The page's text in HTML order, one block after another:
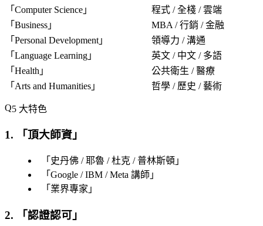
「 Computer Science 」
程式 / 全棧 / 雲端
「 Business 」
MBA / 行銷 / 金融
「 Personal Development 」
領導力 / 溝通
「 Language Learning 」
英文 / 中文 / 多語
「 Health 」
公共衛生 / 醫療
「 Arts and Humanities 」 哲學 / 歷史 / 藝術
5 大特色
1. 「頂大師資 」
「 史丹佛 / 耶魯 / 杜克 / 普林斯頓 」
「 Google / IBM / Meta 講師 」
「 業界專家 」
2. 「認證認可 」